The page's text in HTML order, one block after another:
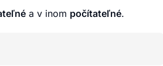
a v inom počítateľné.